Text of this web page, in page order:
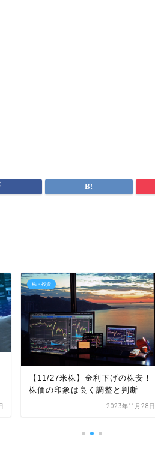
株・投資
【11/27米株】金利下げの株安！
株価の印象は良く調整と判断
2023年11月28日